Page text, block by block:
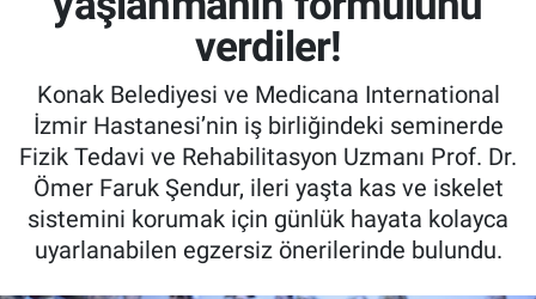
verdiler!
Konak Belediyesi ve Medicana International
İzmir Hastanesi’nin iş birliğindeki seminerde
Fizik Tedavi ve Rehabilitasyon Uzmanı Prof. Dr.
Ömer Faruk Şendur, ileri yaşta kas ve iskelet
sistemini korumak için günlük hayata kolayca
uyarlanabilen egzersiz önerilerinde bulundu.
İzmir Trafik Yoğunluk Haritası
Tüm Manşetler
Son Dakika Haberleri
Haber Arşivi